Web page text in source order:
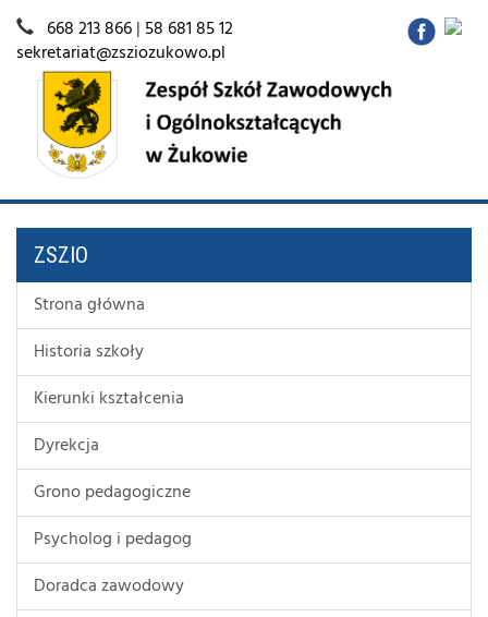
668 213 866| 58 681 85 12
sekretariat@zsziozukowo.pl
ZSZIO
Strona główna
Historia szkoły
Kierunki kształcenia
Dyrekcja
Grono pedagogiczne
Psycholog i pedagog
Doradca zawodowy